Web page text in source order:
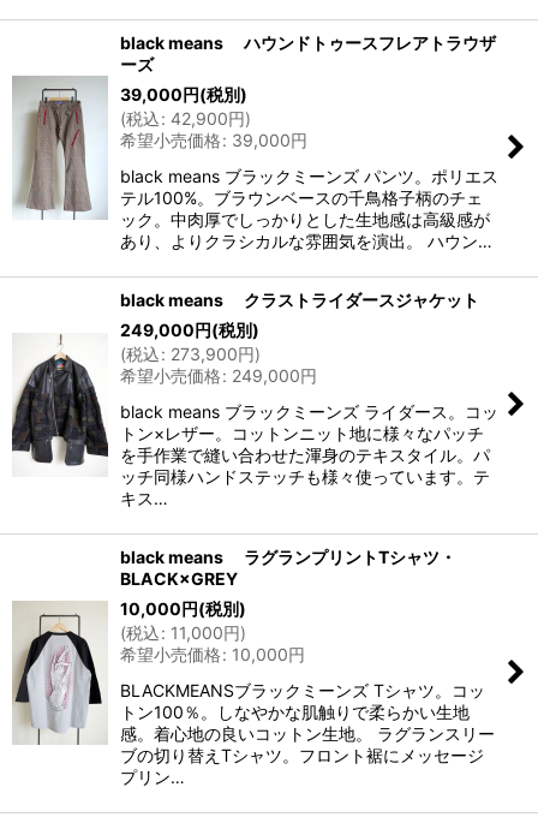
black means ハウンドトゥースフレアトラウザ
ーズ
39,000円(税別)
(税込: 42,900円)
希望小売価格: 39,000円
black means ブラックミーンズ パンツ。ポリエス
テル100%。ブラウンベースの千鳥格子柄のチェ
ック。中肉厚でしっかりとした生地感は高級感が
あり、よりクラシカルな雰囲気を演出。 ハウン…
black means クラストライダースジャケット
249,000円(税別)
(税込: 273,900円)
希望小売価格: 249,000円
black means ブラックミーンズ ライダース。コッ
トン×レザー。コットンニット地に様々なパッチ
を手作業で縫い合わせた渾身のテキスタイル。パ
ッチ同様ハンドステッチも様々使っています。テ
キス…
black means ラグランプリントTシャツ・
BLACK×GREY
10,000円(税別)
(税込: 11,000円)
希望小売価格: 10,000円
BLACKMEANSブラックミーンズ Tシャツ。コッ
トン100％。しなやかな肌触りで柔らかい生地
感。着心地の良いコットン生地。 ラグランスリー
ブの切り替えTシャツ。フロント裾にメッセージ
プリン…